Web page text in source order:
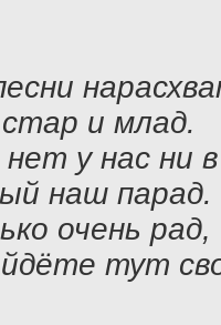
и млад.
у нас ни
наш парад.
очень рад,
тут